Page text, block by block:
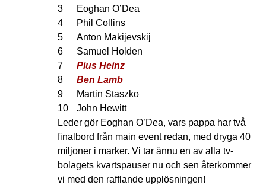
3
Eoghan O’Dea
4
Phil Collins
5
Anton Makijevskij
6
Samuel Holden
7
Pius Heinz
8
Ben Lamb
9
Martin Staszko
10
John Hewitt
Leder gör Eoghan O’Dea, vars pappa har två
finalbord från main event redan, med dryga 40
miljoner i marker. Vi tar ännu en av alla tv-
bolagets kvartspauser nu och sen återkommer
vi med den rafflande upplösningen!